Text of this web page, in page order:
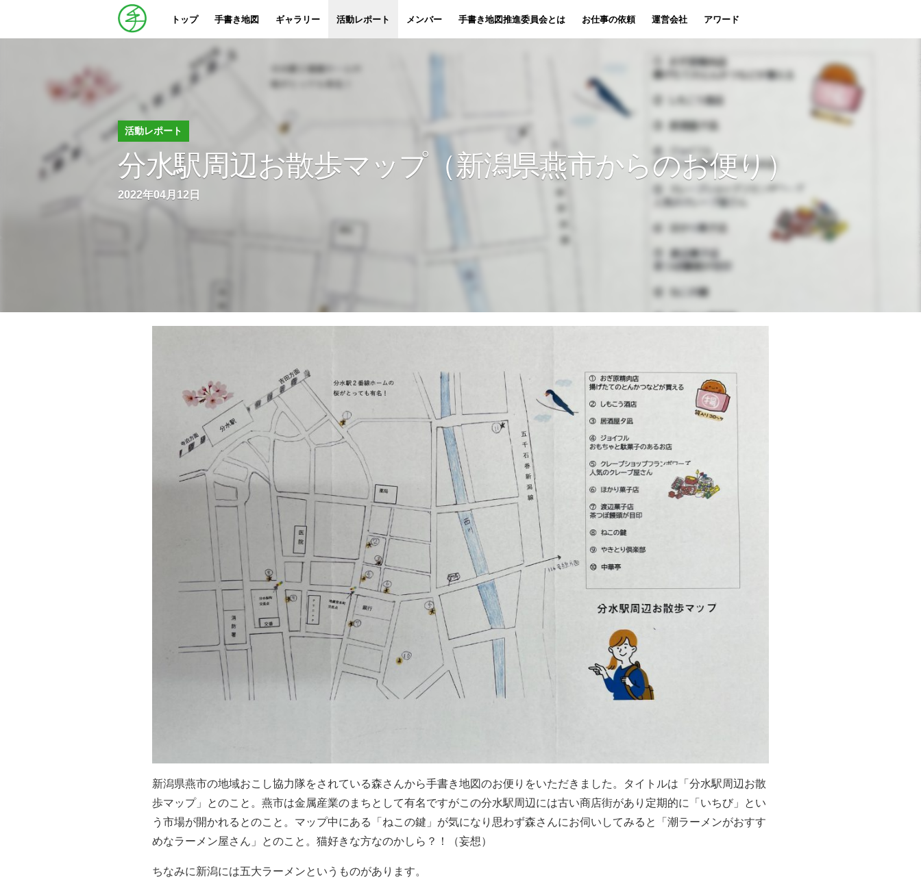
トップ 手書き地図 ギャラリー 活動レポート メンバー 手書き地図推進委員会とは お仕事の依頼 運営会社 アワード
活動レポート
分水駅周辺お散歩マップ（新潟県燕市からのお便り）
2022年04月12日
新潟県燕市の地域おこし協力隊をされている森さんから手書き地図のお便りをいただきました。タイトルは「分水駅周辺お散
歩マップ」とのこと。燕市は金属産業のまちとして有名ですがこの分水駅周辺には古い商店街があり定期的に「いちび」とい
う市場が開かれるとのこと。マップ中にある「ねこの鍵」が気になり思わず森さんにお伺いしてみると「潮ラーメンがおすす
めなラーメン屋さん」とのこと。猫好きな方なのかしら？！（妄想）
ちなみに新潟には五大ラーメンというものがあります。